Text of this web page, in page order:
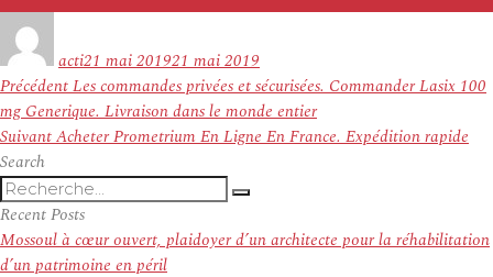
actile
21 mai 201921 mai 2019
Navigation
de
l’article
PrécédentArticle
précédent :
Les commandes privées et sécurisées. Commander Lasix 100
mg Generique. Livraison dans le monde entier
SuivantArticle
Acheter Prometrium En Ligne En France. Expédition rapide
Search
Recherche
pour
:
Recherche
Recent Posts
Mossoul à cœur ouvert, plaidoyer d’un architecte pour la réhabilitation
d’un patrimoine en péril